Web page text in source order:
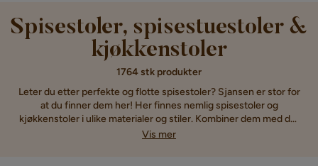
Spisestoler, spisestuestoler &
kjøkkenstoler
1764 stk produkter
Leter du etter perfekte og flotte spisestoler? Sjansen er stor for
at du finner dem her! Her finnes nemlig spisestoler og
kjøkkenstoler i ulike materialer og stiler. Kombiner dem med det
bordet du allerede har hjemme, eller sørg for å bestille et nytt
Vis mer